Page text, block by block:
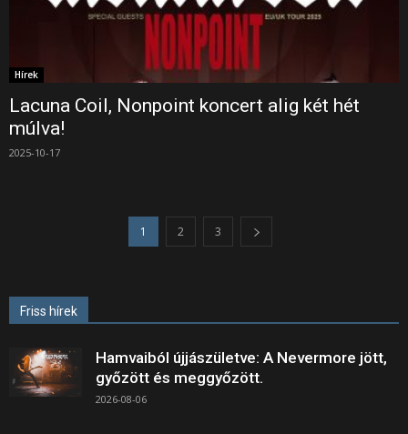
Hírek
Lacuna Coil, Nonpoint koncert alig két hét
múlva!
2025-10-17
1 2 3
Friss hírek
Hamvaiból újjászületve: A Nevermore jött,
győzött és meggyőzött.
2026-08-06